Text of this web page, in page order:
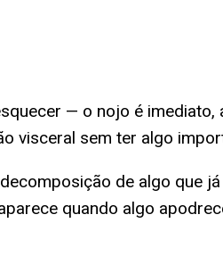
— o nojo é imediato,
visceral sem ter algo
de algo que
quando algo